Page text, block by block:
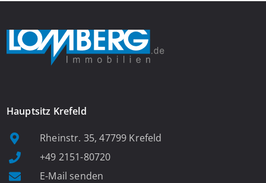
Hauptsitz Krefeld
Rheinstr. 35, 47799 Krefeld
+49 2151-80720
E-Mail senden